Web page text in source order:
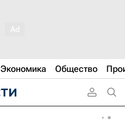
Экономика Общество